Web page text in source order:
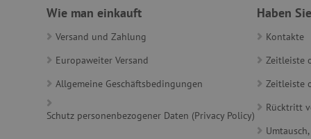
Wie man einkauft
Versand und Zahlung
Europaweiter Versand
Allgemeine Geschäftsbedingungen
Schutz personenbezogener Daten (Privacy Policy)
Haben
Kontakte
Zeitleiste
Zeitleiste
Rücktritt
__cf_bm